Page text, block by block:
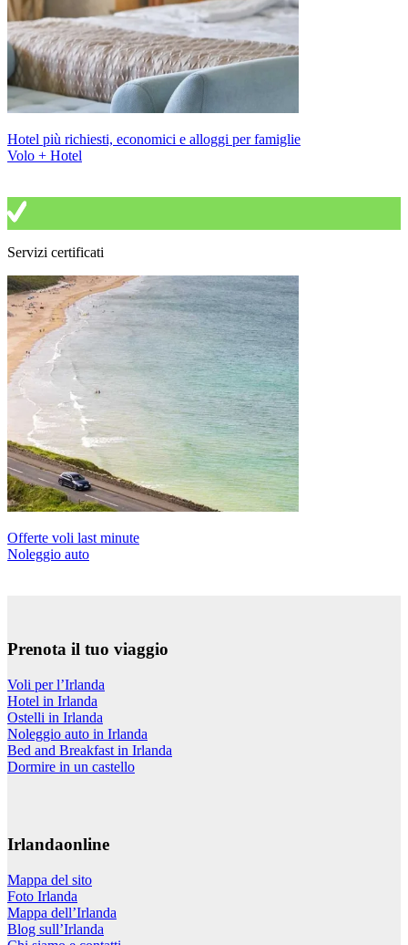
Hotel più richiesti, economici e alloggi per famiglie
Volo + Hotel
Servizi certificati
Offerte voli last minute
Noleggio auto
Prenota il tuo viaggio
Voli per l’Irlanda
Hotel in Irlanda
Ostelli in Irlanda
Noleggio auto in Irlanda
Bed and Breakfast in Irlanda
Dormire in un castello
Irlandaonline
Mappa del sito
Foto Irlanda
Mappa dell’Irlanda
Blog sull’Irlanda